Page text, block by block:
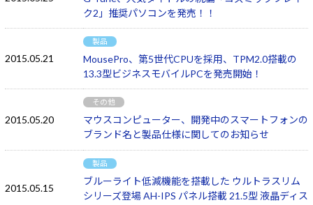
ク2」推奨パソコンを発売！！
2015.05.21
製品
MousePro、第5世代CPUを採用、TPM2.0搭載の
13.3型ビジネスモバイルPCを発売開始！
2015.05.20
その他
マウスコンピューター、開発中のスマートフォンの
ブランド名と製品仕様に関してのお知らせ
2015.05.15
製品
ブルーライト低減機能を搭載した ウルトラスリム
シリーズ登場 AH-IPS パネル搭載 21.5型 液晶ディス